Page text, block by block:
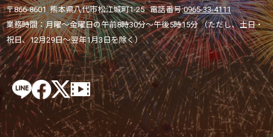
〒866-8601 熊本県八代市松江城町1-25 電話番号:0965-33-4111
業務時間：月曜～金曜日の午前8時30分～午後5時15分 （ただし、土日・
祝日、12月29日～翌年1月3日を除く）